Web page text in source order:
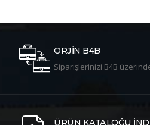
ORJİN B4B
Siparişlerinizi B4B
ÜRÜN KATALOĞU